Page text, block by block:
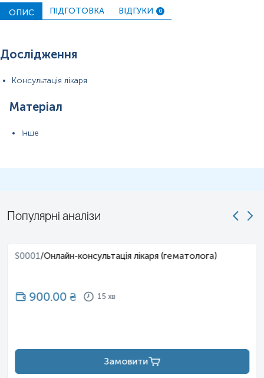
ОПИС ПІДГОТОВКА ВІДГУКИ 0
Дослідження
Консультація лікаря
Матеріал
Інше
Популярні аналізи
S0001/Онлайн-консультація лікаря (гематолога)
900.00₴ 15 хв
Замовити